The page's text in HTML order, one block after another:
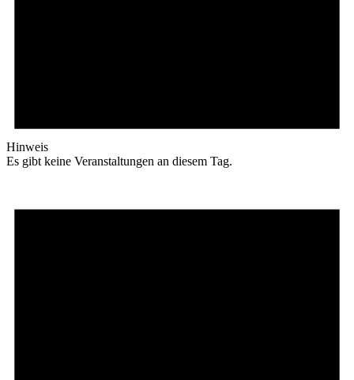
Hinweis
Es gibt keine Veranstaltungen an diesem Tag.